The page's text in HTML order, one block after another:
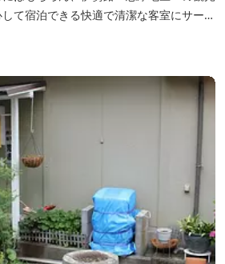
て宿泊できる快適で清潔な客室にサービ
志・ 嬉野のゴルフ場に至近。